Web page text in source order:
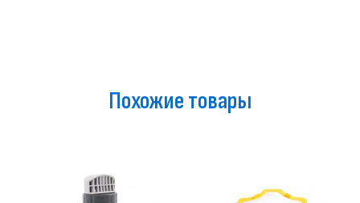
Похожие товары